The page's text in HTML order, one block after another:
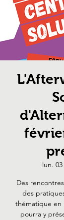
lun. 03
Des
des
thématique en
pourra y